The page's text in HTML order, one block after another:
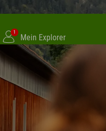
1
Mein Explorer